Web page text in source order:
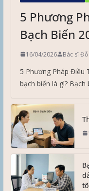
5 Phương
Bạch Biến
16/04/2026 Bác sĩ
5 Phương Pháp Điều
bạch biến là gì?